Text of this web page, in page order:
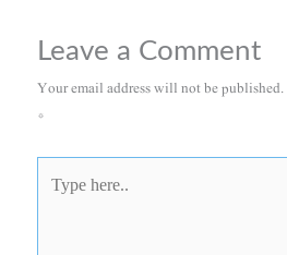
Leave a Comment
Your email address will not be published.
*
here..